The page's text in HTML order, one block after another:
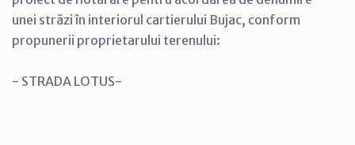
unei străzi în interiorul cartierului Bujac, conform
propunerii proprietarului terenului:
- STRADA LOTUS-